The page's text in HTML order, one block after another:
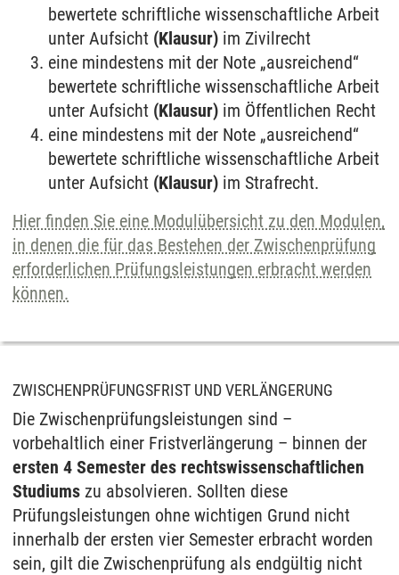
bewertete schriftliche wissenschaftliche Arbeit
unter Aufsicht (Klausur) im Zivilrecht
eine mindestens mit der Note „ausreichend“
bewertete schriftliche wissenschaftliche Arbeit
unter Aufsicht (Klausur) im Öffentlichen Recht
eine mindestens mit der Note „ausreichend“
bewertete schriftliche wissenschaftliche Arbeit
unter Aufsicht (Klausur) im Strafrecht.
Hier finden Sie eine Modulübersicht zu den Modulen,
in denen die für das Bestehen der Zwischenprüfung
erforderlichen Prüfungsleistungen erbracht werden
können.
ZWISCHENPRÜFUNGSFRIST UND VERLÄNGERUNG
Die Zwischenprüfungsleistungen sind –
vorbehaltlich einer Fristverlängerung – binnen der
ersten 4 Semester des rechtswissenschaftlichen
Studiums zu absolvieren. Sollten diese
Prüfungsleistungen ohne wichtigen Grund nicht
innerhalb der ersten vier Semester erbracht worden
sein, gilt die Zwischenprüfung als endgültig nicht